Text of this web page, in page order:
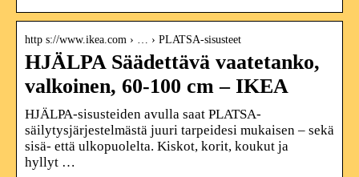
http s://www.ikea.com › … › PLATSA-sisusteet
HJÄLPA Säädettävä vaatetanko,
valkoinen, 60-100 cm – IKEA
HJÄLPA-sisusteiden avulla saat PLATSA-
säilytysjärjestelmästä juuri tarpeidesi mukaisen – sekä
sisä- että ulkopuolelta. Kiskot, korit, koukut ja
hyllyt …